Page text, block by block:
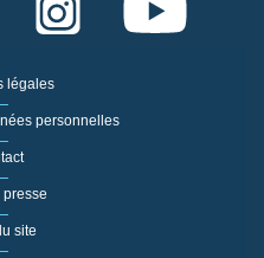
légales
personnelles
presse
site